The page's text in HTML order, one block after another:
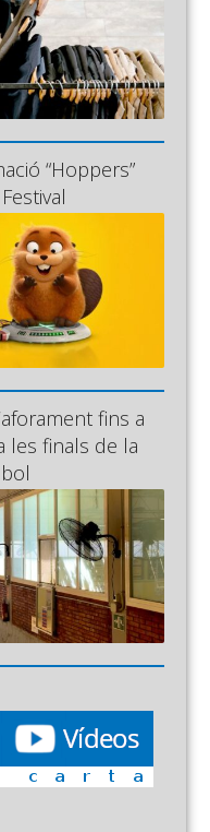
“Hoppers”
fins a
les finals de la